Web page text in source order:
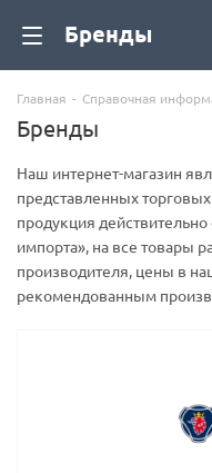
Бренды
Главная - Справочная
Бренды
Наш интернет-магазин
представленных
продукция
импорта», на все товары
производителя, цены в
рекомендованным